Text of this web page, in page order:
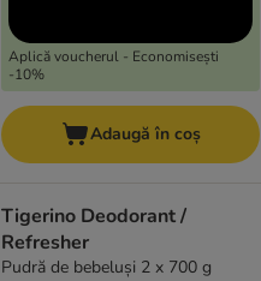
Aplică voucherul - Economisești
-10%
Adaugă în coș
Tigerino Deodorant /
Refresher
Pudră de bebeluși 2 x 700 g